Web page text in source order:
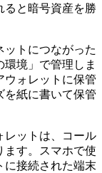
ると暗号資産を勝
ットにつながった
境」で管理しま
ウォレットに保管
を紙に書いて保管
レットは、コール
ます。スマホで使
に接続された端末